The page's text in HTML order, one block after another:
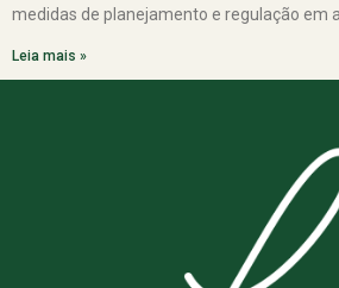
medidas de planejamento e regulação em
Leia mais »